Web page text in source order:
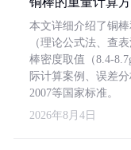
本文详细介绍了铜
（理论公式法、查
棒密度取值（8.4-
际计算案例、误差
2007等国家标准。
2026年8月4日